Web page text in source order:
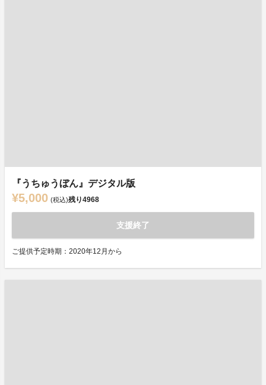
『うちゅうぼん』デジタル版
¥5,000 (税込)残り4968
支援終了
ご提供予定時期：2020年12月から